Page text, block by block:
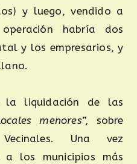
y luego, vendido a
habría dos
y los empresarios, y
liquidación de las
menores”, sobre
Una vez
a los municipios más